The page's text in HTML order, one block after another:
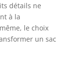
détails ne
à la
le choix
un sac